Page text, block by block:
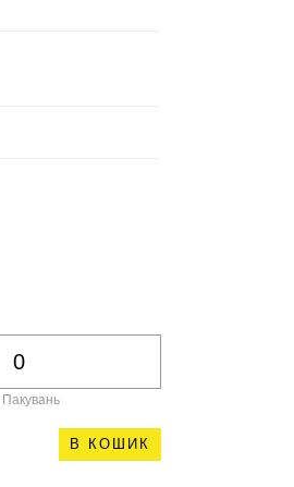
Пакувань
В КОШИК